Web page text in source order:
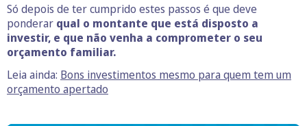
Só depois de ter cumprido estes passos é que deve
ponderar qual o montante que está disposto a
investir, e que não venha a comprometer o seu
orçamento familiar.
Leia ainda: Bons investimentos mesmo para quem tem um
orçamento apertado